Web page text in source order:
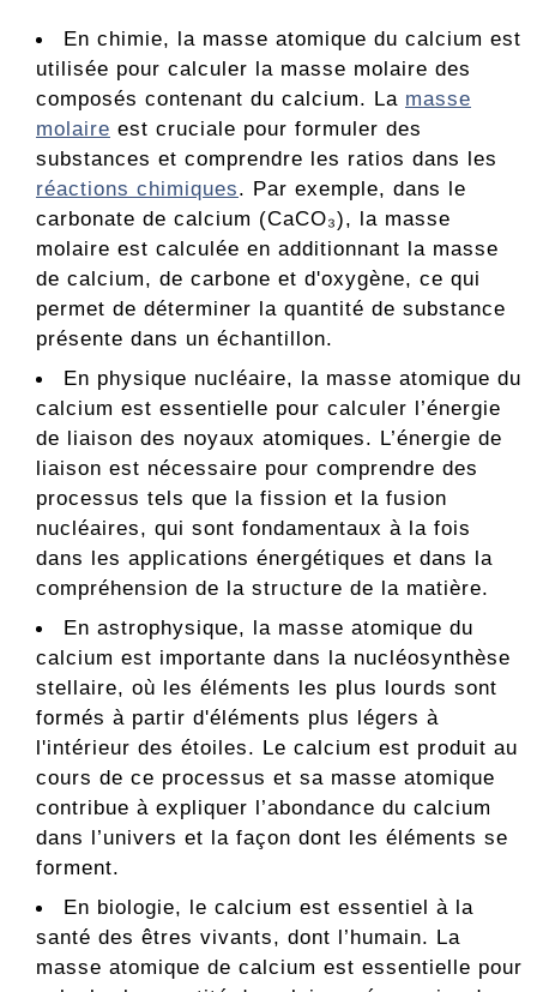
En chimie, la masse atomique du calcium est
utilisée pour calculer la masse molaire des
composés contenant du calcium. La masse
molaire est cruciale pour formuler des
substances et comprendre les ratios dans les
réactions chimiques. Par exemple, dans le
carbonate de calcium (CaCO₃), la masse
molaire est calculée en additionnant la masse
de calcium, de carbone et d'oxygène, ce qui
permet de déterminer la quantité de substance
présente dans un échantillon.
En physique nucléaire, la masse atomique du
calcium est essentielle pour calculer l’énergie
de liaison des noyaux atomiques. L’énergie de
liaison est nécessaire pour comprendre des
processus tels que la fission et la fusion
nucléaires, qui sont fondamentaux à la fois
dans les applications énergétiques et dans la
compréhension de la structure de la matière.
En astrophysique, la masse atomique du
calcium est importante dans la nucléosynthèse
stellaire, où les éléments les plus lourds sont
formés à partir d'éléments plus légers à
l'intérieur des étoiles. Le calcium est produit au
cours de ce processus et sa masse atomique
contribue à expliquer l’abondance du calcium
dans l’univers et la façon dont les éléments se
forment.
En biologie, le calcium est essentiel à la
santé des êtres vivants, dont l’humain. La
masse atomique de calcium est essentielle pour